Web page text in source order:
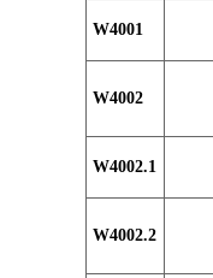
W4001
W4002
W4002.1
W4002.2